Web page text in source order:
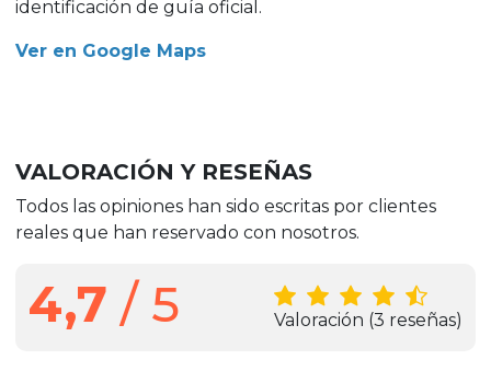
identificación de guía oficial.
Ver en Google Maps
VALORACIÓN Y RESEÑAS
Todos las opiniones han sido escritas por clientes
reales que han reservado con nosotros.
4,7 / 5 Valoración (3 reseñas)